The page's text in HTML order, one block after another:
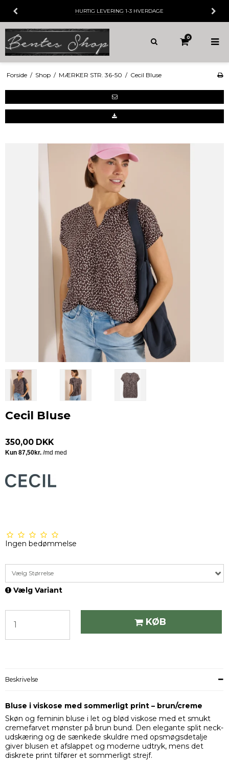
HURTIG LEVERING 1-3 HVERDAGE
0
Forside / Shop / MÆRKER STR. 36-50 / Cecil Bluse
Cecil Bluse
350,00 DKK
Ingen bedømmelse
Vælg Størrelse
Vælg Variant
KØB
Beskrivelse
Bluse i viskose med sommerligt print – brun/creme
Skøn og feminin bluse i let og blød viskose med et smukt
cremefarvet mønster på brun bund. Den elegante split neck-
udskæring og de sænkede skuldre med opsmøgsdetalje
giver blusen et afslappet og moderne udtryk, mens det
diskrete print tilfører et sommerligt strejf.